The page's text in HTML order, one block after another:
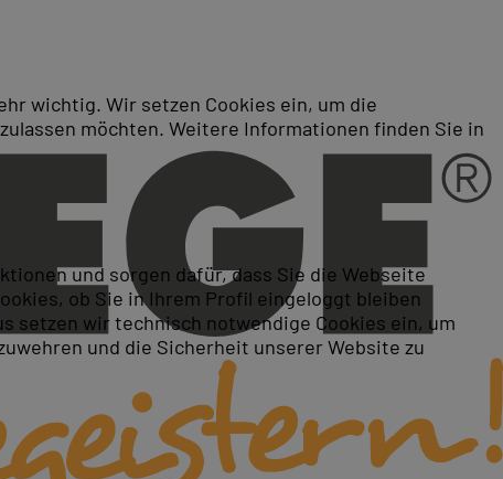
und Photoshop
wichtig. Wir setzen Cookies ein, um die
möchten. Weitere Informationen finden Sie in
und sorgen dafür, dass Sie die Webseite
ob Sie in Ihrem Profil eingeloggt bleiben
setzen wir technisch notwendige Cookies ein, um
und die Sicherheit unserer Website zu